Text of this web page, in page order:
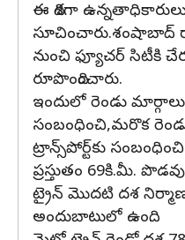
ఈ దిశగా
సూచించారు.శంషాబాద్
నుంచి ఫ్యూచర్ సిటీకి
రూపొందించారు.
ఇందులో రెండు
సంబంధించి,మరొక
ట్రాన్స్‌పోర్ట్‌కు
ప్రస్తుతం 69కి.మీ.
ట్రైన్ మొదటి దశ
అందుబాటులో ఉంది.